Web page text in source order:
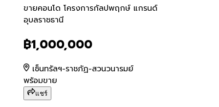
ขายคอนโด โครงการกัลปพ
ขายคอนโด โครงการกัลปพฤกษ์ แกรนด์
อุบลราชธานี
฿1,000,000
เซ็นทรัลฯ-ราชภัฏ-สวนวนารมย์
พร้อมขาย
แชร์